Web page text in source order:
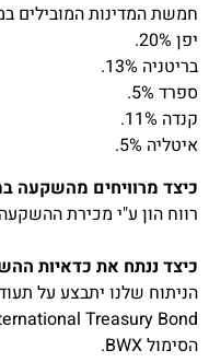
חמשת המדינות המובילים
יפן 20%.
בריטניה 13%.
ספרד 5%.
קנדה 11%.
איטליה 5%.
כיצד מרוויחים מהשקעה
רווח הון ע"י מכירת
כיצד ננתח את כדאיות
הסימול BWX.